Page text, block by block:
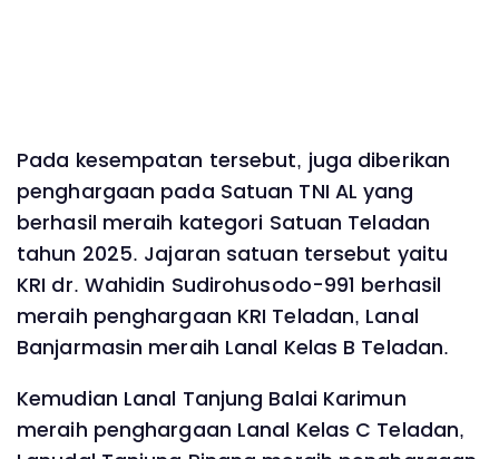
Pada kesempatan tersebut, juga diberikan
penghargaan pada Satuan TNI AL yang
berhasil meraih kategori Satuan Teladan
tahun 2025. Jajaran satuan tersebut yaitu
KRI dr. Wahidin Sudirohusodo-991 berhasil
meraih penghargaan KRI Teladan, Lanal
Banjarmasin meraih Lanal Kelas B Teladan.
Kemudian Lanal Tanjung Balai Karimun
meraih penghargaan Lanal Kelas C Teladan,